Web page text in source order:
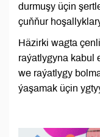
durmuşy üçin
çuňňur
Häzirki wagta
raýatlygyna kabul
we raýatlygy
ýaşamak üçin